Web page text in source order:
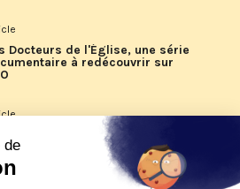
Docteurs de l'Église, une série
à redécouvrir sur
reportages d'été 2026 de KTO